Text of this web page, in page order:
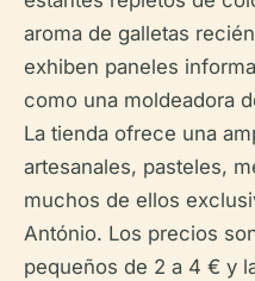
aroma de galletas
exhiben paneles
como una moldeadora
La tienda ofrece una
artesanales, pasteles,
muchos de ellos
António. Los precios
pequeños de 2 a 4 € y